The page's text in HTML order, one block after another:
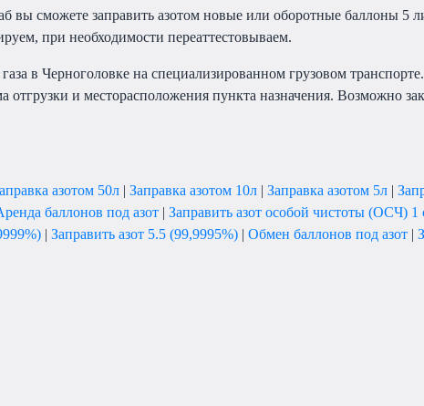
вы сможете заправить азотом новые или оборотные баллоны 5
при необходимости переаттестовываем.
газа в Черноголовке на специализированном грузовом
отгрузки и месторасположения пункта назначения. Возможно
азотом 50л | Заправка азотом 10л | Заправка азотом 5л |
баллонов под азот | Заправить азот особой чистоты (ОСЧ) 1
| Заправить азот 5.5 (99,9995%) | Обмен баллонов под азот |